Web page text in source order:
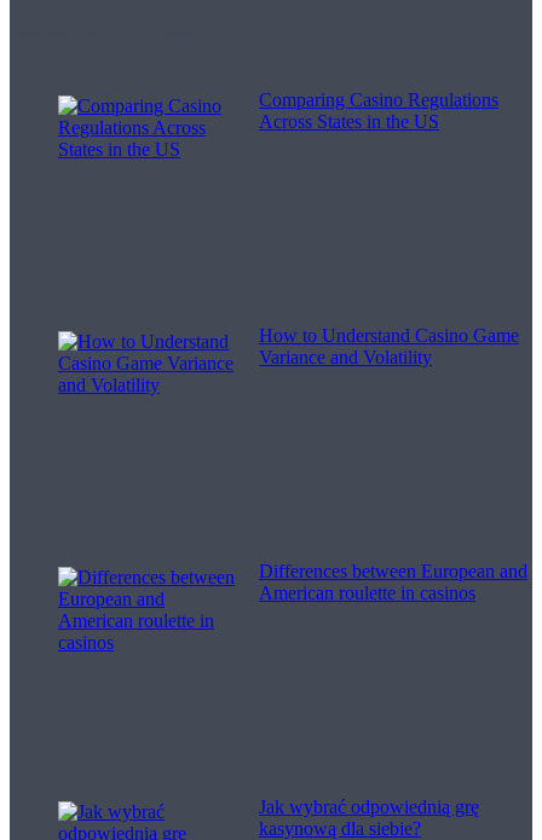
Comparing Casino Regulations
Across States in the US
How to Understand Casino Game
Variance and Volatility
Differences between European and
American roulette in casinos
Jak wybrać odpowiednią grę
kasynową dla siebie?